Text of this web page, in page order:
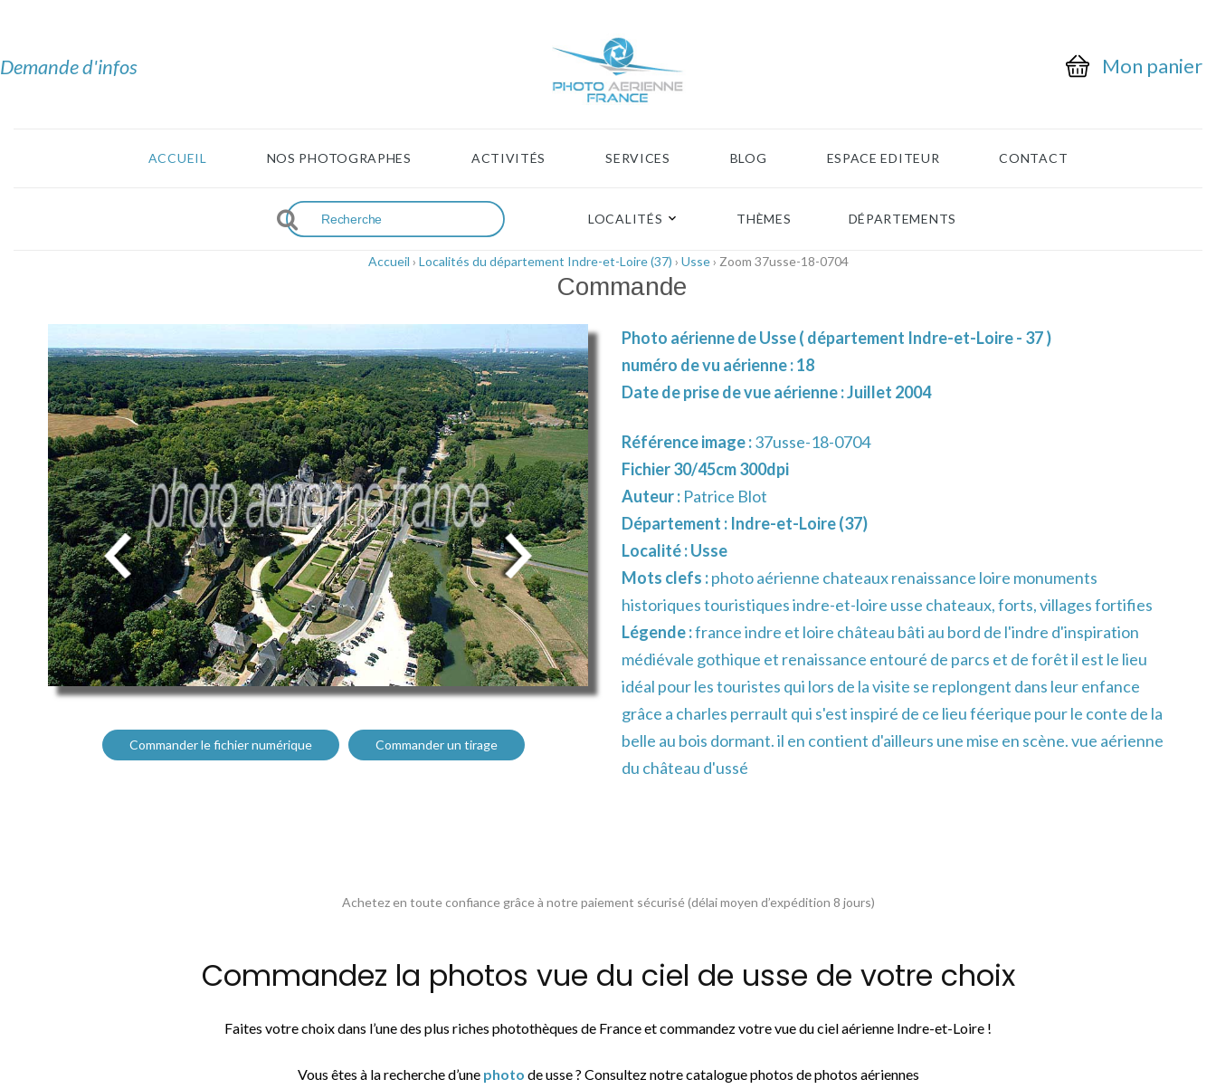
Demande d'infos Mon panier
ACCUEIL NOS PHOTOGRAPHES ACTIVITÉS SERVICES BLOG ESPACE EDITEUR CONTACT
LOCALITÉS THÈMES DÉPARTEMENTS
Accueil › Localités du département Indre-et-Loire (37) › Usse› Zoom 37usse-18-0704
Commande
Commander le fichier numérique Commander un tirage
Photo aérienne de Usse ( département Indre-et-Loire - 37 )
numéro de vu aérienne : 18
Date de prise de vue aérienne : Juillet 2004
Référence image :37usse-18-0704
Fichier 30/45cm 300dpi
Auteur : Patrice Blot
Département : Indre-et-Loire (37)
Localité :Usse
Mots clefs :photo aérienne chateaux renaissance loire monuments
historiques touristiques indre-et-loire usse chateaux, forts, villages fortifies
Légende :france indre et loire château bâti au bord de l'indre d'inspiration
médiévale gothique et renaissance entouré de parcs et de forêt il est le lieu
idéal pour les touristes qui lors de la visite se replongent dans leur enfance
grâce a charles perrault qui s'est inspiré de ce lieu féerique pour le conte de la
belle au bois dormant. il en contient d'ailleurs une mise en scène. vue aérienne
du château d'ussé
Achetez en toute confiance grâce à notre paiement sécurisé (délai moyen d’expédition 8 jours)
Commandez la photos vue du ciel de usse de votre choix
Faites votre choix dans l’une des plus riches photothèques de France et commandez votre vue du ciel aérienne Indre-et-Loire !
Vous êtes à la recherche d’une photo de usse ? Consultez notre catalogue photos de photos aériennes